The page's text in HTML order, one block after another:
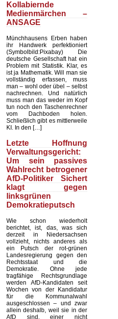
Kollabiernde
Medienmärchen –
ANSAGE
Münchhausens Erben haben
ihr Handwerk perfektioniert
(Symbolbild:Pixabay) Die
deutsche Gesellschaft hat ein
Problem mit Statistik. Klar, es
ist ja Mathematik. Will man sie
vollständig erfassen, muss
man – wohl oder übel – selbst
nachrechnen. Und natürlich
muss man das weder im Kopf
tun noch den Taschenrechner
vom Dachboden holen.
Schließlich gibt es mittlerweile
KI. In den […]
Letzte Hoffnung
Verwaltungsgericht:
Um sein passives
Wahlrecht betrogener
AfD-Politiker Sichert
klagt gegen
linksgrünen
Demokratieputsch
Wie schon wiederholt
berichtet, ist, das, was sich
derzeit in Niedersachsen
vollzieht, nichts anderes als
ein Putsch der rot-grünen
Landesregierung gegen den
Rechtsstaat und die
Demokratie. Ohne jede
tragfähige Rechtsgrundlage
werden AfD-Kandidaten seit
Wochen von der Kandidatur
für die Kommunalwahl
ausgeschlossen – und zwar
allein deshalb, weil sie in der
AfD sind, einer nicht